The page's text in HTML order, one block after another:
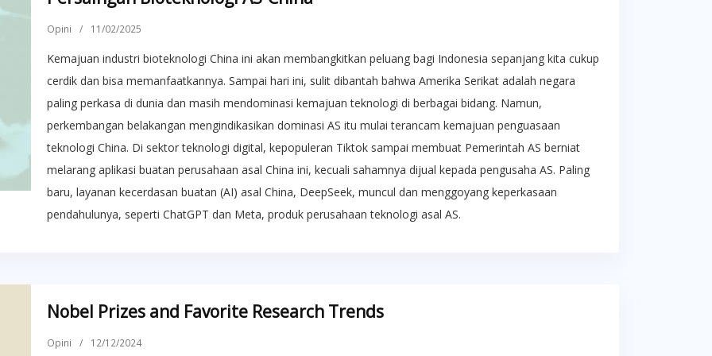
Opini / 11/02/2025
Kemajuan industri bioteknologi China ini akan membangkitkan peluang bagi Indonesia sepanjang kita cukup
cerdik dan bisa memanfaatkannya. Sampai hari ini, sulit dibantah bahwa Amerika Serikat adalah negara
paling perkasa di dunia dan masih mendominasi kemajuan teknologi di berbagai bidang. Namun,
perkembangan belakangan mengindikasikan dominasi AS itu mulai terancam kemajuan penguasaan
teknologi China. Di sektor teknologi digital, kepopuleran Tiktok sampai membuat Pemerintah AS berniat
melarang aplikasi buatan perusahaan asal China ini, kecuali sahamnya dijual kepada pengusaha AS. Paling
baru, layanan kecerdasan buatan (AI) asal China, DeepSeek, muncul dan menggoyang keperkasaan
pendahulunya, seperti ChatGPT dan Meta, produk perusahaan teknologi asal AS.
Nobel Prizes and Favorite Research Trends
Opini / 12/12/2024